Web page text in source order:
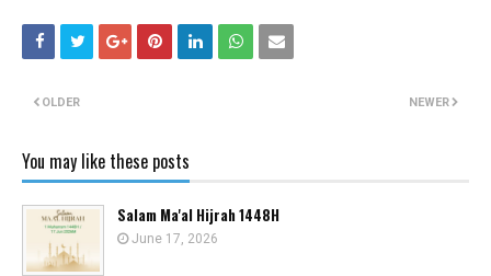
NEWER
OLDER
You may like these posts
Salam Ma'al Hijrah 1448H
June 17, 2026